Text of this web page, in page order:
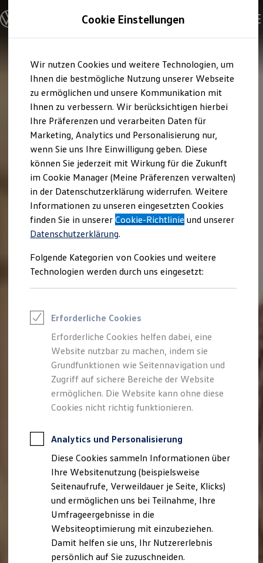
Hauptinhalt
springen
Footer
springen
Modelle und Konfigurator
Konfigurator
Modelle vergleichen
Elektroautos
ENERGY Sondermodelle
Nutzfahrzeuge
SUV und CUV
Familienautos
Kombis
Kompaktwagen
Sportwagen
Schnell verfügbare Fahrzeuge
Angebote und Produkte
Aktuelle Angebote
E-Auto-Förderung
Volkswagen Marktplatz
Die ENERGY Sondermodelle
Junge Gebrauchtwagen und Gebrauchtwagen
Volkswagen Zertifizierte Gebrauchtwagen
Elektromobilität bei Gebrauchtwagen
Saisonangebote
Reifenpakete
Leasing
Leasing-Angebote
Elektroauto Leasing
Kleinwagen-Leasing
Leasing ohne Anzahlung
Finanzierung
Autokredit mit Schlussrate
Versicherungen und Garantien
Kfz-Versicherung
Restschuldversicherungen
Garantien
Professional Class bei Volkswagen
Behörden
Direktkunden
Sonderfahrzeuge
Anpfiff zum Gewinn
Elektromobilität
Elektroautos
ID. Tutorials
Elektrofahrzeugkonzepte
ID. EVERY1
Reichweite
Cookie Einstellungen
Wir nutzen Cookies und weitere Technologien, um
Ihnen die bestmögliche Nutzung unserer Webseite
zu ermöglichen und unsere Kommunikation mit
Ihnen zu verbessern. Wir berücksichtigen hierbei
Ihre Präferenzen und verarbeiten Daten für
Marketing, Analytics und Personalisierung nur,
wenn Sie uns Ihre Einwilligung geben. Diese
können Sie jederzeit mit Wirkung für die Zukunft
im Cookie Manager (Meine Präferenzen verwalten)
in der Datenschutzerklärung widerrufen. Weitere
Informationen zu unseren eingesetzten Cookies
finden Sie in unsererCookie-Richtlinie und unserer
Datenschutzerklärung.
Folgende Kategorien von Cookies und weitere
Technologien werden durch uns eingesetzt:
Erforderliche Cookies
Erforderliche Cookies helfen dabei, eine
Website nutzbar zu machen, indem sie
Grundfunktionen wie Seitennavigation und
Zugriff auf sichere Bereiche der Website
ermöglichen. Die Website kann ohne diese
Cookies nicht richtig funktionieren.
Analytics und Personalisierung
Diese Cookies sammeln Informationen über
Ihre Websitenutzung (beispielsweise
Seitenaufrufe, Verweildauer je Seite, Klicks)
und ermöglichen uns bei Teilnahme, Ihre
Umfrageergebnisse in die
Websiteoptimierung mit einzubeziehen.
Damit helfen sie uns, Ihr Nutzererlebnis
persönlich auf Sie zuzuschneiden.